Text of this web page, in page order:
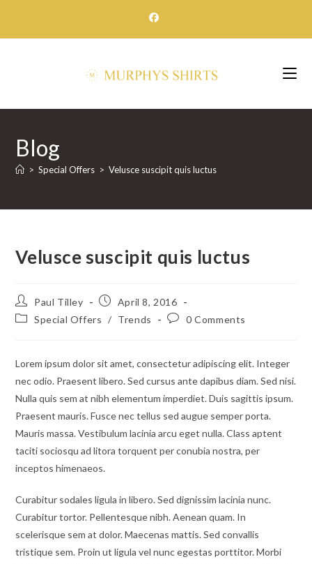
Blog
> Special Offers > Velusce suscipit quis luctus
Velusce suscipit quis luctus
Post
author:
Paul Tilley
Post
published:
April 8, 2016
PostSpecial Offers / Trends
Post0 Comments
Lorem ipsum dolor sit amet, consectetur adipiscing elit. Integer
nec odio. Praesent libero. Sed cursus ante dapibus diam. Sed nisi.
Nulla quis sem at nibh elementum imperdiet. Duis sagittis ipsum.
Praesent mauris. Fusce nec tellus sed augue semper porta.
Mauris massa. Vestibulum lacinia arcu eget nulla. Class aptent
taciti sociosqu ad litora torquent per conubia nostra, per
inceptos himenaeos.
Curabitur sodales ligula in libero. Sed dignissim lacinia nunc.
Curabitur tortor. Pellentesque nibh. Aenean quam. In
scelerisque sem at dolor. Maecenas mattis. Sed convallis
tristique sem. Proin ut ligula vel nunc egestas porttitor. Morbi